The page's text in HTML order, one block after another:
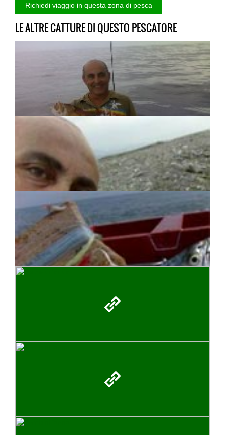
LE ALTRE CATTURE DI QUESTO PESCATORE